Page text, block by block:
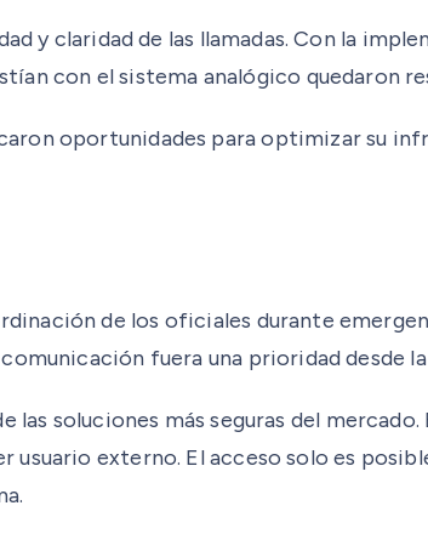
y claridad de las llamadas. Con la
con el sistema analógico quedaron
oportunidades para optimizar su
de los oficiales durante
fuera una prioridad desde
soluciones más seguras del
externo. El acceso solo es